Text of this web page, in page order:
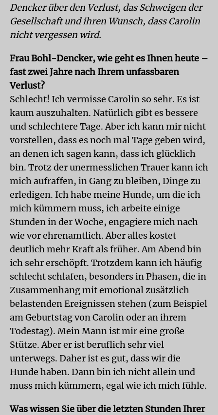
Dencker über den Verlust, das Schweigen der
Gesellschaft und ihren Wunsch, dass Carolin
nicht vergessen wird.
Frau Bohl-Dencker, wie geht es Ihnen heute –
fast zwei Jahre nach Ihrem unfassbaren
Verlust?
Schlecht! Ich vermisse Carolin so sehr. Es ist
kaum auszuhalten. Natürlich gibt es bessere
und schlechtere Tage. Aber ich kann mir nicht
vorstellen, dass es noch mal Tage geben wird,
an denen ich sagen kann, dass ich glücklich
bin. Trotz der unermesslichen Trauer kann ich
mich aufraffen, in Gang zu bleiben, Dinge zu
erledigen. Ich habe meine Hunde, um die ich
mich kümmern muss, ich arbeite einige
Stunden in der Woche, engagiere mich nach
wie vor ehrenamtlich. Aber alles kostet
deutlich mehr Kraft als früher. Am Abend bin
ich sehr erschöpft. Trotzdem kann ich häufig
schlecht schlafen, besonders in Phasen, die in
Zusammenhang mit emotional zusätzlich
belastenden Ereignissen stehen (zum Beispiel
am Geburtstag von Carolin oder an ihrem
Todestag). Mein Mann ist mir eine große
Stütze. Aber er ist beruflich sehr viel
unterwegs. Daher ist es gut, dass wir die
Hunde haben. Dann bin ich nicht allein und
muss mich kümmern, egal wie ich mich fühle.
Was wissen Sie über die letzten Stunden Ihrer